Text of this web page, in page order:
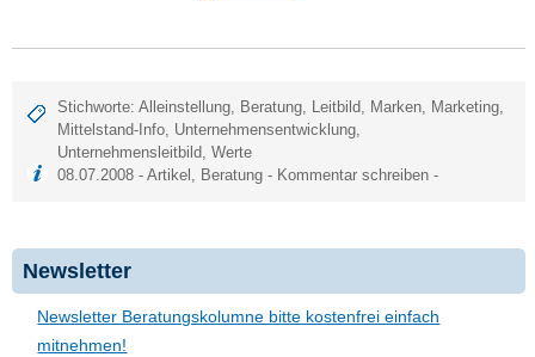
Stichworte:Alleinstellung, Beratung, Leitbild, Marken, Marketing,
Mittelstand-Info, Unternehmensentwicklung,
Unternehmensleitbild,Werte
08.07.2008 -Artikel , Beratung - Kommentar schreiben -
Newsletter
Newsletter Beratungskolumne bitte kostenfrei einfach
mitnehmen!